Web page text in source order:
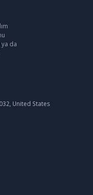
ya da
United States